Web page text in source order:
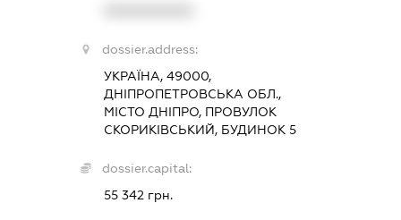
dossier.address:
УКРАЇНА, 49000,
ДНІПРОПЕТРОВСЬКА ОБЛ.,
МІСТО ДНІПРО, ПРОВУЛОК
СКОРИКІВСЬКИЙ, БУДИНОК 5
dossier.capital:
55 342 грн.